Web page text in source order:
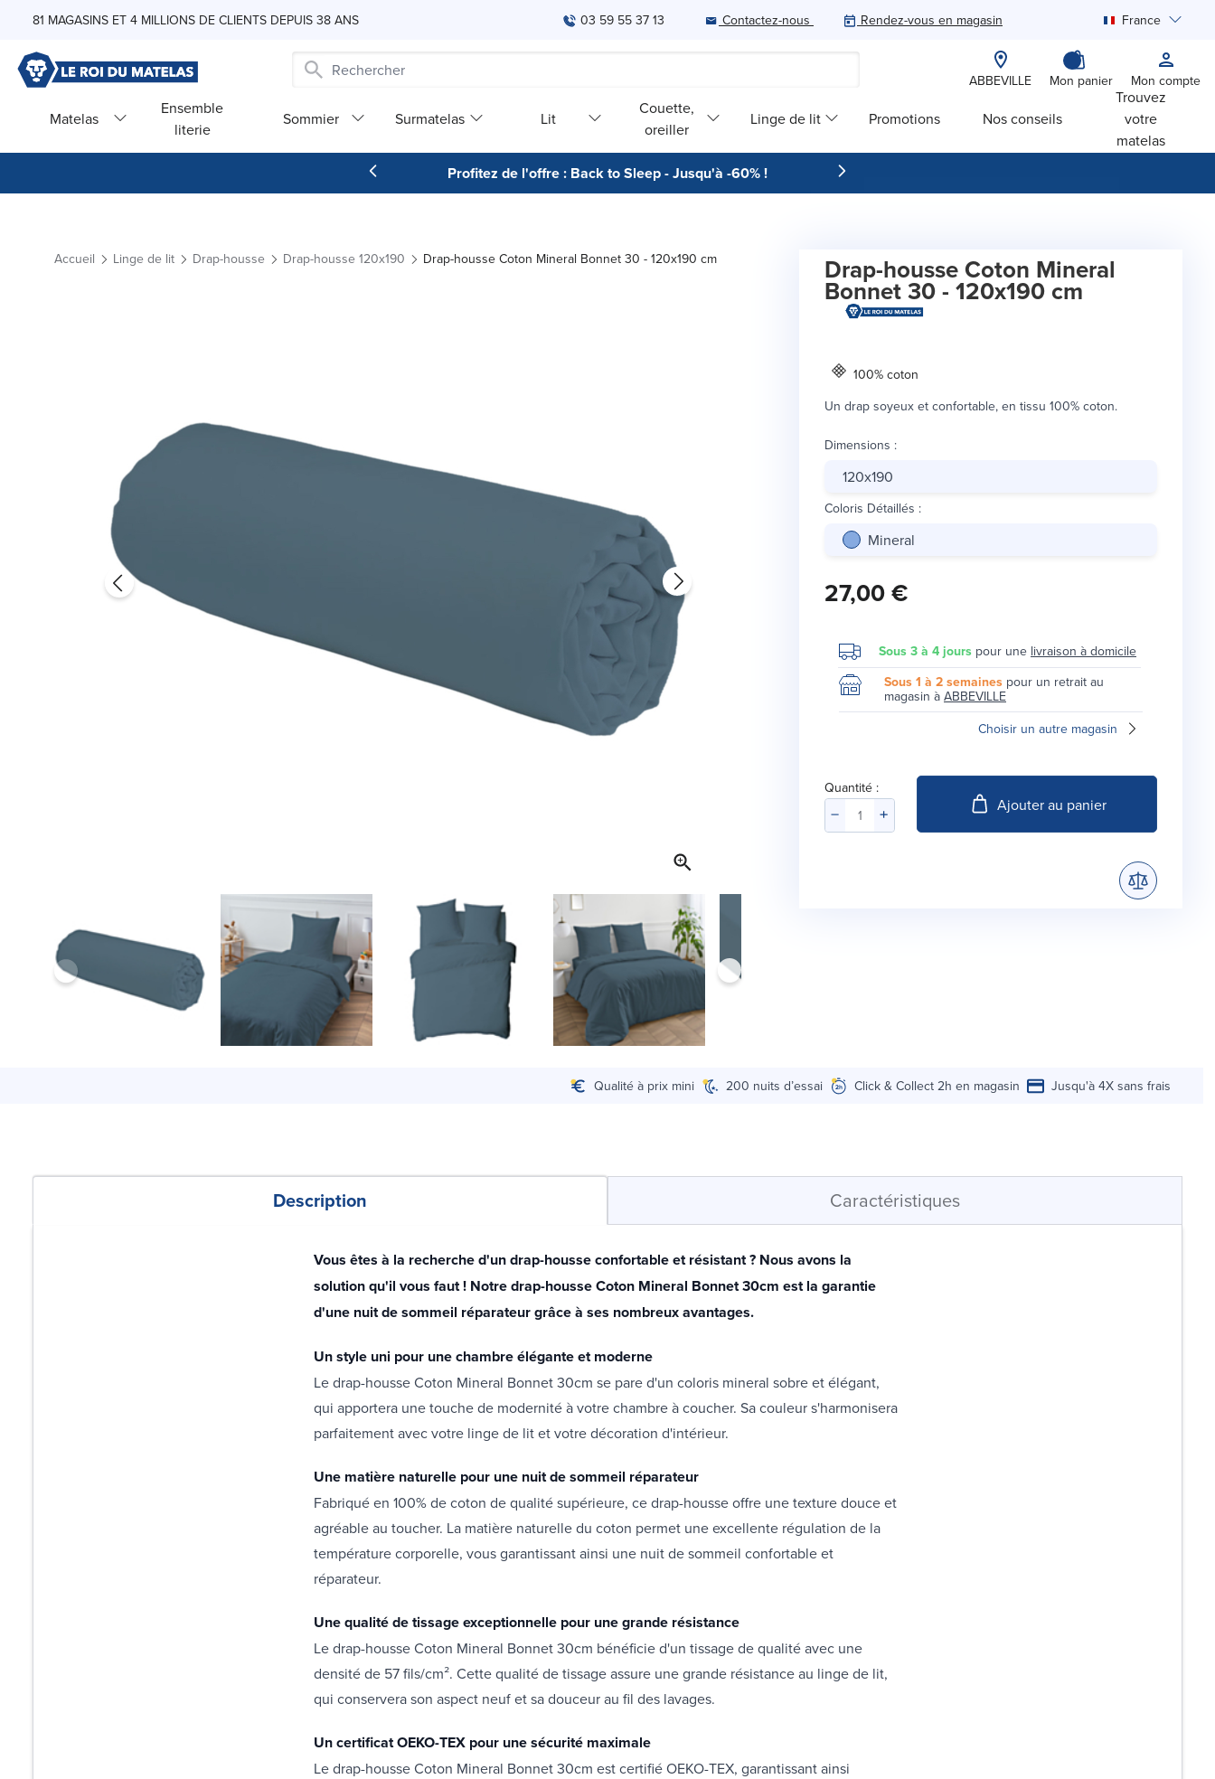
81 MAGASINS ET 4 MILLIONS DE CLIENTS DEPUIS 38 ANS 03 59 55 37 13 Contactez-nous Rendez-vous en magasin France
ABBEVILLE Mon panier Mon compte
Matelas
Ensemble
literie
Sommier Surmatelas Lit
Couette,
oreiller
Linge de lit Promotions Nos conseils
Trouvez
votre
matelas
Profitez de l'offre : Back to Sleep - Jusqu'à -60% !
Accueil Linge de lit Drap-housse Drap-housse 120x190 Drap-housse Coton Mineral Bonnet 30 - 120x190 cm Drap-housse Coton Mineral
Bonnet 30 - 120x190 cm
100% coton
Un drap soyeux et confortable, en tissu 100% coton.
Dimensions :
120x190
Coloris Détaillés :
Mineral
27,00 €
Sous 3 à 4 jours pour une livraison à domicile
Sous 1 à 2 semaines pour un retrait au
magasin à ABBEVILLE
Choisir un autre magasin
Quantité :
Ajouter au panier
Qualité à prix mini 200 nuits d’essai Click & Collect 2h en magasin Jusqu'à 4X sans frais
Description Caractéristiques
Vous êtes à la recherche d'un drap-housse confortable et résistant ? Nous avons la
solution qu'il vous faut ! Notre drap-housse Coton Mineral Bonnet 30cm est la garantie
d'une nuit de sommeil réparateur grâce à ses nombreux avantages.
Un style uni pour une chambre élégante et moderne
Le drap-housse Coton Mineral Bonnet 30cm se pare d'un coloris mineral sobre et élégant,
qui apportera une touche de modernité à votre chambre à coucher. Sa couleur s'harmonisera
parfaitement avec votre linge de lit et votre décoration d'intérieur.
Une matière naturelle pour une nuit de sommeil réparateur
Fabriqué en 100% de coton de qualité supérieure, ce drap-housse offre une texture douce et
agréable au toucher. La matière naturelle du coton permet une excellente régulation de la
température corporelle, vous garantissant ainsi une nuit de sommeil confortable et
réparateur.
Une qualité de tissage exceptionnelle pour une grande résistance
Le drap-housse Coton Mineral Bonnet 30cm bénéficie d'un tissage de qualité avec une
densité de 57 fils/cm². Cette qualité de tissage assure une grande résistance au linge de lit,
qui conservera son aspect neuf et sa douceur au fil des lavages.
Un certificat OEKO-TEX pour une sécurité maximale
Le drap-housse Coton Mineral Bonnet 30cm est certifié OEKO-TEX, garantissant ainsi